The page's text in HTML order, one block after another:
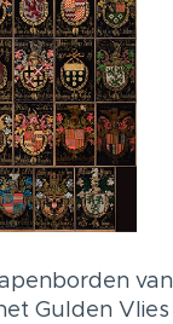
van
Gulden Vlies